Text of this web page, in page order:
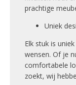
prachtige
Uniek
Elk stuk is
wensen. Of je
comfortabele
zoekt, wij